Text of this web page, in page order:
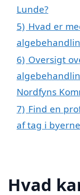
Lunde?
5) Hvad er
6) Oversigt
Nordfyns
7) Find en
af tag i
Hvad